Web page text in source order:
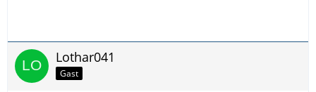
Lothar041
Gast